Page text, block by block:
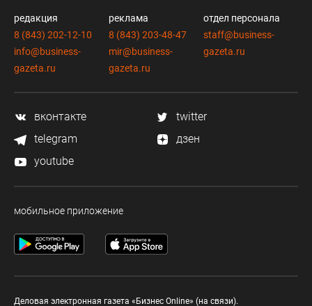
редакция
8 (843) 202-12-10
info@business-
gazeta.ru
реклама
8 (843) 203-48-47
mir@business-
gazeta.ru
отдел персонала
staff@business-
gazeta.ru
вконтакте
twitter
telegram
дзен
youtube
мобильное приложение
Деловая электронная газета «Бизнес Online» (на связи).